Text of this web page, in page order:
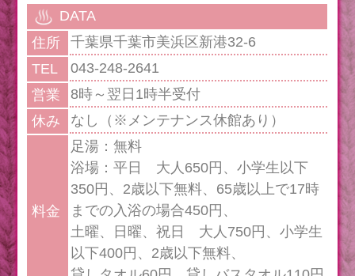
DATA
住所
千葉県千葉市美浜区新港32-6
TEL
043-248-2641
営業
8時～翌日1時半受付
休み
なし（※メンテナンス休館あり）
料金
足湯：無料
浴場：平日 大人650円、小学生以下
350円、2歳以下無料、65歳以上で17時
までの入浴の場合450円、
土曜、日曜、祝日 大人750円、小学生
以下400円、2歳以下無料、